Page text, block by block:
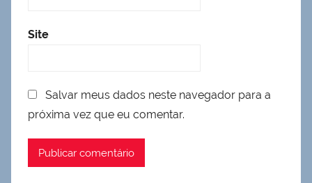
Site
Salvar meus dados neste navegador para a
próxima vez que eu comentar.